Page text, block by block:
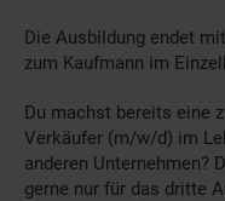
Die Ausbildung endet
zum Kaufmann im
Du machst bereits eine
Verkäufer (m/w/d) im
anderen Unternehmen?
gerne nur für das dritte